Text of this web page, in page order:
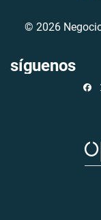
© 2026
síguenos